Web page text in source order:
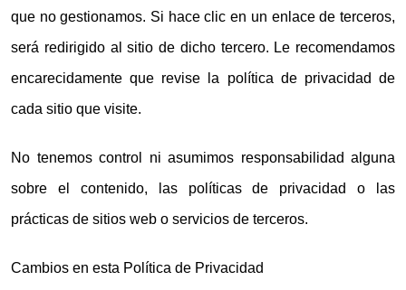
que no gestionamos. Si hace clic en un enlace de terceros,
será redirigido al sitio de dicho tercero. Le recomendamos
encarecidamente que revise la política de privacidad de
cada sitio que visite.
No tenemos control ni asumimos responsabilidad alguna
sobre el contenido, las políticas de privacidad o las
prácticas de sitios web o servicios de terceros.
Cambios en esta Política de Privacidad